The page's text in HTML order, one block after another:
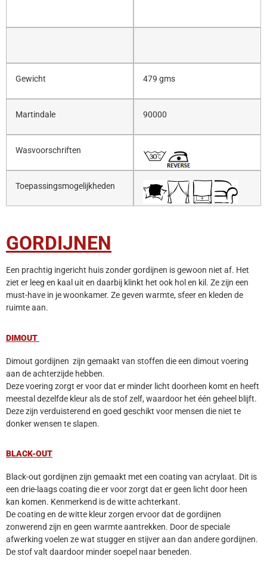
Gewicht 479 gms
Martindale 90000
Wasvoorschriften
Toepassingsmogelijkheden
GORDIJNEN
Een prachtig ingericht huis zonder gordijnen is gewoon niet af. Het
ziet er leeg en kaal uit en daarbij klinkt het ook hol en kil. Ze zijn een
must-have in je woonkamer. Ze geven warmte, sfeer en kleden de
ruimte aan.
DIMOUT
Dimout gordijnen zijn gemaakt van stoffen die een dimout voering
aan de achterzijde hebben.
Deze voering zorgt er voor dat er minder licht doorheen komt en heeft
meestal dezelfde kleur als de stof zelf, waardoor het één geheel blijft.
Deze zijn verduisterend en goed geschikt voor mensen die niet te
donker wensen te slapen.
BLACK-OUT
Black-out gordijnen zijn gemaakt met een coating van acrylaat. Dit is
een drie-laags coating die er voor zorgt dat er geen licht door heen
kan komen. Kenmerkend is de witte achterkant.
De coating en de witte kleur zorgen ervoor dat de gordijnen
zonwerend zijn en geen warmte aantrekken. Door de speciale
afwerking voelen ze wat stugger en stijver aan dan andere gordijnen.
De stof valt daardoor minder soepel naar beneden.